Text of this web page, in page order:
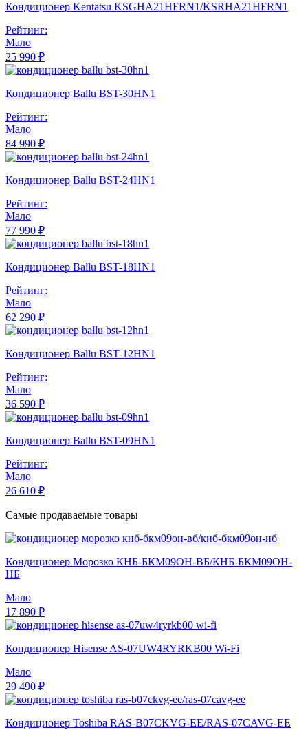
Кондиционер Kentatsu KSGHA21HFRN1/KSRHA21HFRN1
Рейтинг:
Мало
25 990 ₽
Кондиционер Ballu BST-30HN1
Рейтинг:
Мало
84 990 ₽
Кондиционер Ballu BST-24HN1
Рейтинг:
Мало
77 990 ₽
Кондиционер Ballu BST-18HN1
Рейтинг:
Мало
62 290 ₽
Кондиционер Ballu BST-12HN1
Рейтинг:
Мало
36 590 ₽
Кондиционер Ballu BST-09HN1
Рейтинг:
Мало
26 610 ₽
Самые продаваемые товары
Кондиционер Морозко КНБ-БКМ09ОН-ВБ/КНБ-БКМ09ОН-
НБ
Мало
17 890 ₽
Кондиционер Hisense AS-07UW4RYRKB00 Wi-Fi
Мало
29 490 ₽
Кондиционер Toshiba RAS-B07CKVG-EE/RAS-07CAVG-EE